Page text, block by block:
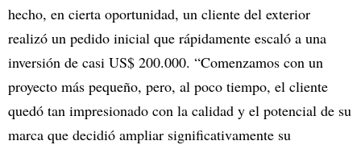
hecho, en cierta oportunidad, un cliente del exterior
realizó un pedido inicial que rápidamente escaló a una
inversión de casi US$ 200.000. “Comenzamos con un
proyecto más pequeño, pero, al poco tiempo, el cliente
quedó tan impresionado con la calidad y el potencial de su
marca que decidió ampliar significativamente su